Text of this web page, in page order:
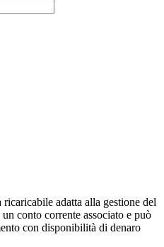
adatta alla gestione del
conto corrente associato e può
con disponibilità di denaro